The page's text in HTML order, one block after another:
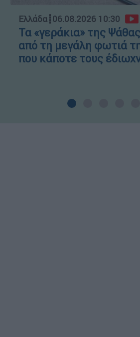
Ελλάδα┋06.08.2026 10:30
Τα «γεράκια» της
από τη μεγάλη φωτιά τη
που κάποτε τους